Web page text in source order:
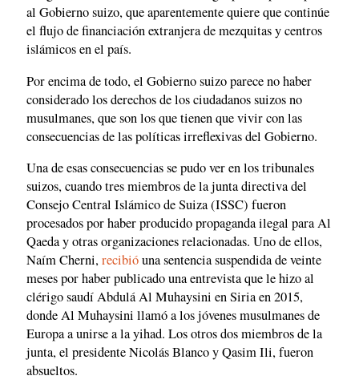
al Gobierno suizo, que aparentemente quiere que continúe
el flujo de financiación extranjera de mezquitas y centros
islámicos en el país.
Por encima de todo, el Gobierno suizo parece no haber
considerado los derechos de los ciudadanos suizos no
musulmanes, que son los que tienen que vivir con las
consecuencias de las políticas irreflexivas del Gobierno.
Una de esas consecuencias se pudo ver en los tribunales
suizos, cuando tres miembros de la junta directiva del
Consejo Central Islámico de Suiza (ISSC) fueron
procesados por haber producido propaganda ilegal para Al
Qaeda y otras organizaciones relacionadas. Uno de ellos,
Naím Cherni,recibióuna sentencia suspendida de veinte
meses por haber publicado una entrevista que le hizo al
clérigo saudí Abdulá Al Muhaysini en Siria en 2015,
donde Al Muhaysini llamó a los jóvenes musulmanes de
Europa a unirse a la yihad. Los otros dos miembros de la
junta, el presidente Nicolás Blanco y Qasim Ili, fueron
absueltos.